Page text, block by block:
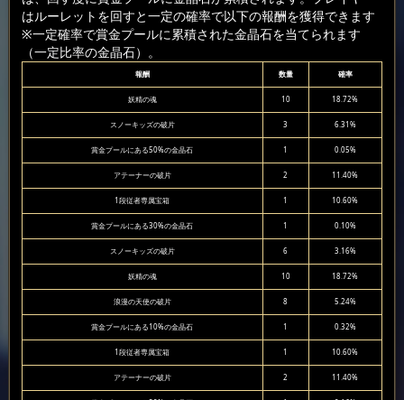
はルーレットを回すと一定の確率で以下の報酬を獲得できます
※一定確率で賞金プールに累積された金晶石を当てられます
（一定比率の金晶石）。
報酬 数量 確率
妖精の魂 10 18.72%
スノーキッズの破片 3 6.31%
賞金プールにある50%の金晶石 1 0.05%
アテーナーの破片 2 11.40%
1段従者専属宝箱 1 10.60%
賞金プールにある30%の金晶石 1 0.10%
スノーキッズの破片 6 3.16%
妖精の魂 10 18.72%
浪漫の天使の破片 8 5.24%
賞金プールにある10%の金晶石 1 0.32%
1段従者専属宝箱 1 10.60%
アテーナーの破片 2 11.40%